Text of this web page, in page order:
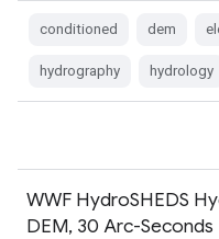
conditioned dem
hydrography hydrology
WWF HydroSHEDS
DEM, 30 Arc-Seconds